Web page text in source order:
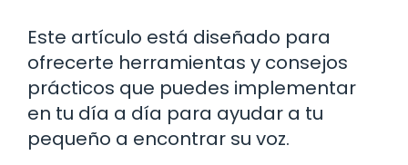
Este artículo está diseñado para
ofrecerte herramientas y consejos
prácticos que puedes implementar
en tu día a día para ayudar a tu
pequeño a encontrar su voz.